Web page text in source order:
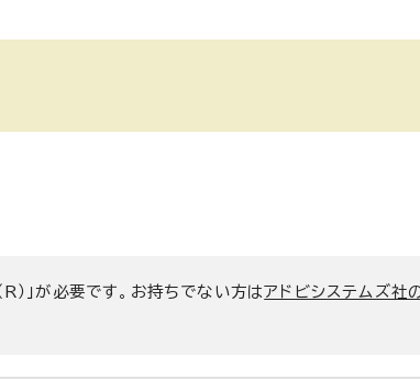
」が必要です。お持ちでない方はアドビシステムズ社